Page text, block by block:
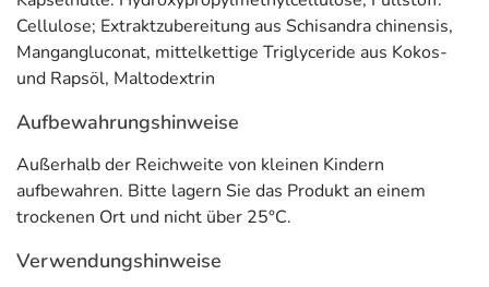
dazu bei,die Zellen vor oxidativem Stress zu schützen.Außerdem trägt
Mangan zueiner normalen Bindegewebsbildungbei.
Kapseln zum Abendessen mit ausreichend Flüssigkeit
schlucken.
Cellulose; Extraktzubereitung aus Schisandra chinensis,
Mangangluconat, mittelkettige Triglyceride aus Kokos-
und Rapsöl, Maltodextrin
Aufbewahrungshinweise
Außerhalb der Reichweite von kleinen Kindern
aufbewahren. Bitte lagern Sie das Produkt an einem
trockenen Ort und nicht über 25°C.
Verwendungshinweise